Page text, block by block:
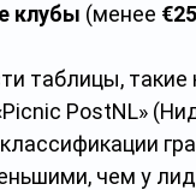
клубы (менее
таблицы, такие
PostNL»
чем у